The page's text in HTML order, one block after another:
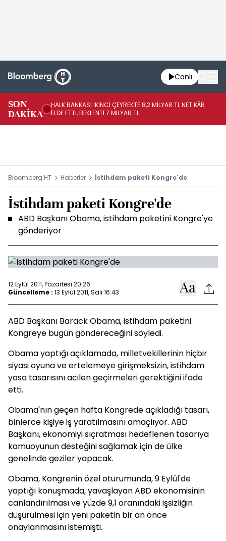
Canlı
SON
DAKİKA
HALK BANKASI İKİNCİ ÇEYREKTE 8,2 MİLYAR TL NET KÂR
ELDE ETTİ, BEKLENTİ 7 MİLYAR TL
Bloomberg HT Haberler İstihdam paketi Kongre'de
İstihdam paketi Kongre'de
ABD Başkanı Obama, istihdam paketini Kongre'ye
gönderiyor
12 Eylül 2011, Pazartesi 20:26
Güncelleme : 13 Eylül 2011, Salı 16:43
ABD Başkanı Barack Obama, istihdam paketini
Kongreye bugün göndereceğini söyledi.
Obama yaptığı açıklamada, milletvekillerinin hiçbir
siyasi oyuna ve ertelemeye girişmeksizin, istihdam
yasa tasarısını acilen geçirmeleri gerektiğini ifade
etti.
Obama'nın geçen hafta Kongrede açıkladığı tasarı,
binlerce kişiye iş yaratılmasını amaçlıyor. ABD
Başkanı, ekonomiyi sıçratması hedeflenen tasarıya
kamuoyunun desteğini sağlamak için de ülke
genelinde geziler yapacak.
Obama, Kongrenin özel oturumunda, 9 Eylül'de
yaptığı konuşmada, yavaşlayan ABD ekonomisinin
canlandırılması ve yüzde 9,1 oranındaki işsizliğin
düşürülmesi için yeni paketin bir an önce
onaylanmasını istemişti.